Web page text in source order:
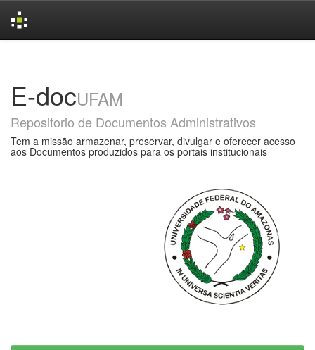
E-docUFAM
Repositorio de Documentos Administrativos
Tem a missão armazenar, preservar, divulgar e oferecer acesso
aos Documentos produzidos para os portais institucionais